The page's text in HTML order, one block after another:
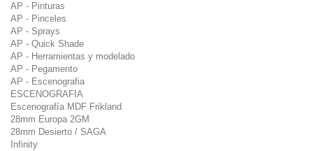
AP - Pinturas
AP - Pinceles
AP - Sprays
AP - Quick Shade
AP - Herramientas y modelado
AP - Pegamento
AP - Escenografia
ESCENOGRAFIA
Escenografía MDF Frikland
28mm Europa 2GM
28mm Desierto / SAGA
Infinity